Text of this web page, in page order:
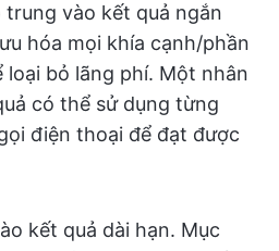
vào kết quả ngắn
hóa mọi khía cạnh/phần
loại bỏ lãng phí. Một nhân
có thể sử dụng từng
điện thoại để đạt được
kết quả dài hạn. Mục